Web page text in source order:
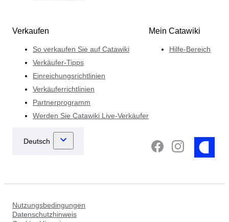
Verkaufen
So verkaufen Sie auf Catawiki
Verkäufer-Tipps
Einreichungsrichtlinien
Verkäuferrichtlinien
Partnerprogramm
Werden Sie Catawiki Live-Verkäufer
Mein Catawiki
Hilfe-Bereich
Nutzungsbedingungen
Datenschutzhinweis